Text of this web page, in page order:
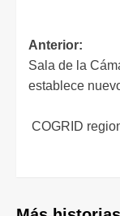
Anterior:
Sala de la
establece
COGRID